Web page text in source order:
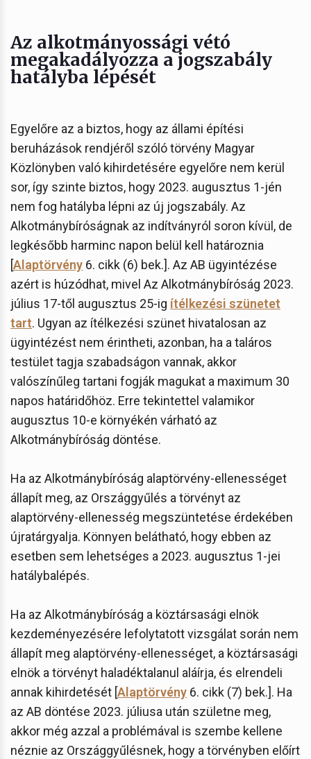
Az alkotmányossági vétó
megakadályozza a jogszabály
hatályba lépését
Egyelőre az a biztos, hogy az állami építési
beruházások rendjéről szóló törvény Magyar
Közlönyben való kihirdetésére egyelőre nem kerül
sor, így szinte biztos, hogy 2023. augusztus 1-jén
nem fog hatályba lépni az új jogszabály. Az
Alkotmánybíróságnak az indítványról soron kívül, de
legkésőbb harminc napon belül kell határoznia
[Alaptörvény 6. cikk (6) bek.]. Az AB ügyintézése
azért is húzódhat, mivel Az Alkotmánybíróság 2023.
július 17-től augusztus 25-ig ítélkezési szünetet
tart. Ugyan az ítélkezési szünet hivatalosan az
ügyintézést nem érintheti, azonban, ha a taláros
testület tagja szabadságon vannak, akkor
valószínűleg tartani fogják magukat a maximum 30
napos határidőhöz. Erre tekintettel valamikor
augusztus 10-e környékén várható az
Alkotmánybíróság döntése.
Ha az Alkotmánybíróság alaptörvény-ellenességet
állapít meg, az Országgyűlés a törvényt az
alaptörvény-ellenesség megszüntetése érdekében
újratárgyalja. Könnyen belátható, hogy ebben az
esetben sem lehetséges a 2023. augusztus 1-jei
hatálybalépés.
Ha az Alkotmánybíróság a köztársasági elnök
kezdeményezésére lefolytatott vizsgálat során nem
állapít meg alaptörvény-ellenességet, a köztársasági
elnök a törvényt haladéktalanul aláírja, és elrendeli
annak kihirdetését [Alaptörvény 6. cikk (7) bek.]. Ha
az AB döntése 2023. júliusa után születne meg,
akkor még azzal a problémával is szembe kellene
néznie az Országgyűlésnek, hogy a törvényben előírt